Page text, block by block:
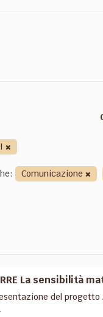
Comunicazione
La sensibilità
del